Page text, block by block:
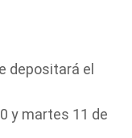
depositará el
y martes 11 de